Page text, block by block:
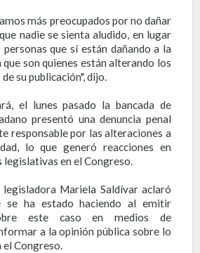
más preocupados por no dañar
nadie se sienta aludido, en lugar
que sí están dañando a la
son quienes están alterando los
su publicación", dijo.
el lunes pasado la bancada de
presentó una denuncia penal
responsable por las alteraciones a
lo que generó reacciones en
legislativas en el Congreso.
legisladora Mariela Saldívar aclaró
se ha estado haciendo al emitir
este caso en medios de
a la opinión pública sobre lo
el Congreso.